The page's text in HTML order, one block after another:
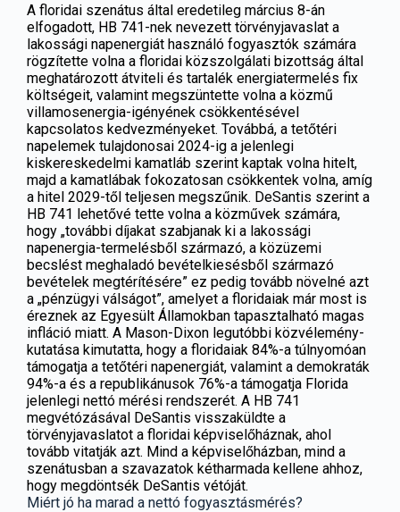
A floridai szenátus által eredetileg március 8-án
elfogadott, HB 741-nek nevezett törvényjavaslat a
lakossági napenergiát használó fogyasztók számára
rögzítette volna a floridai közszolgálati bizottság által
meghatározott átviteli és tartalék energiatermelés fix
költségeit, valamint megszüntette volna a közmű
villamosenergia-igényének csökkentésével
kapcsolatos kedvezményeket. Továbbá, a tetőtéri
napelemek tulajdonosai 2024-ig a jelenlegi
kiskereskedelmi kamatláb szerint kaptak volna hitelt,
majd a kamatlábak fokozatosan csökkentek volna, amíg
a hitel 2029-től teljesen megszűnik. DeSantis szerint a
HB 741 lehetővé tette volna a közművek számára,
hogy „további díjakat szabjanak ki a lakossági
napenergia-termelésből származó, a közüzemi
becslést meghaladó bevételkiesésből származó
bevételek megtérítésére” ez pedig tovább növelné azt
a „pénzügyi válságot”, amelyet a floridaiak már most is
éreznek az Egyesült Államokban tapasztalható magas
infláció miatt. A Mason-Dixon legutóbbi közvélemény-
kutatása kimutatta, hogy a floridaiak 84%-a túlnyomóan
támogatja a tetőtéri napenergiát, valamint a demokraták
94%-a és a republikánusok 76%-a támogatja Florida
jelenlegi nettó mérési rendszerét. A HB 741
megvétózásával DeSantis visszaküldte a
törvényjavaslatot a floridai képviselőháznak, ahol
tovább vitatják azt. Mind a képviselőházban, mind a
szenátusban a szavazatok kétharmada kellene ahhoz,
hogy megdöntsék DeSantis vétóját.
Miért jó ha marad a nettó fogyasztásmérés?